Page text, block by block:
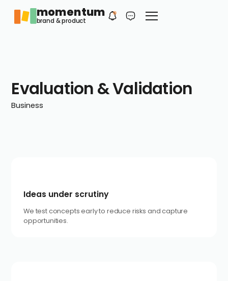
momentum
brand & product
Philip
Dein erster Kontakt
Evaluation & Validation
Business
Ideas under scrutiny
We test concepts early to reduce risks and capture
opportunities.